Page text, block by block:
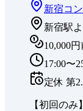
新宿コ
新宿駅
10,000
17:00〜
定休 第
【初回の